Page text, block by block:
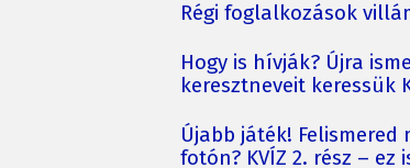
Régi foglalkozások
Hogy is hívják? Újra
keresztneveit keressük
Újabb játék!
fotón? KVÍZ 2. rész – ez